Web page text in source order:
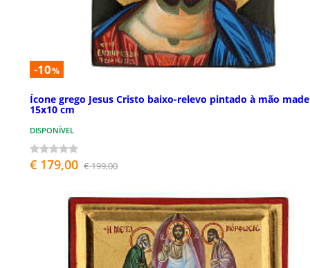
-10%
Ícone grego Jesus Cristo baixo-relevo pintado à mão
15x10 cm
DISPONÍVEL
€ 179,00 € 199,00